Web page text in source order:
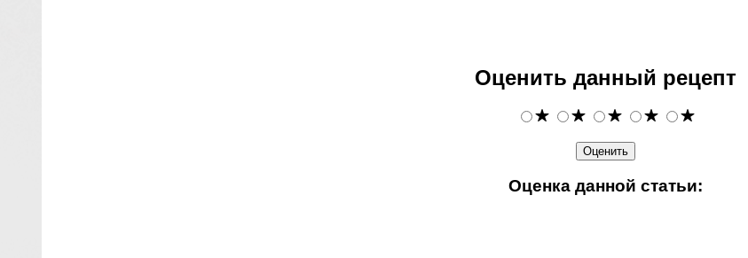
Оценить данный рецепт
Оценка данной статьи: